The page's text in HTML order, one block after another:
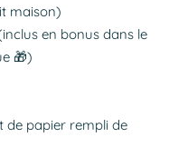
maison)
en bonus dans le
🎁)
de papier rempli de